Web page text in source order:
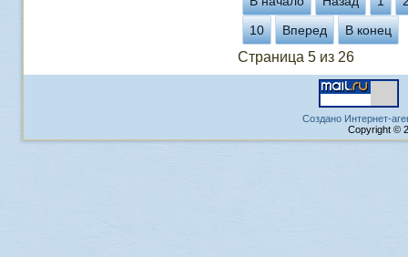
10
Вперед В конец
Страница 5 из 26
Создано Интернет-
Copyright ©